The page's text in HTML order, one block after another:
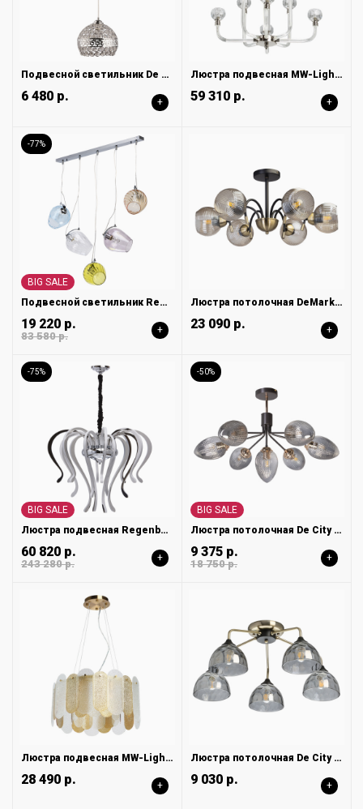
Подвесной светильник De City Бриз 111012201
6 480 р. +
Люстра подвесная MW-Light Элла 483015308
59 310 р. +
-77%
BIG SALE
Подвесной светильник Regenbogen Бремен 606011105
19 220 р.
83 580 р. +
Люстра потолочная DeMarkt Гамбург 605017606
23 090 р. +
-75%
BIG SALE
Люстра подвесная Regenbogen Платлинг 661015316
60 820 р.
243 280 р. +
-50%
BIG SALE
Люстра потолочная De City Клэр 463012307
9 375 р.
18 750 р. +
Люстра подвесная MW-Light Альгеро 285012106
28 490 р. +
Люстра потолочная De City Клэр 463011705
9 030 р. +